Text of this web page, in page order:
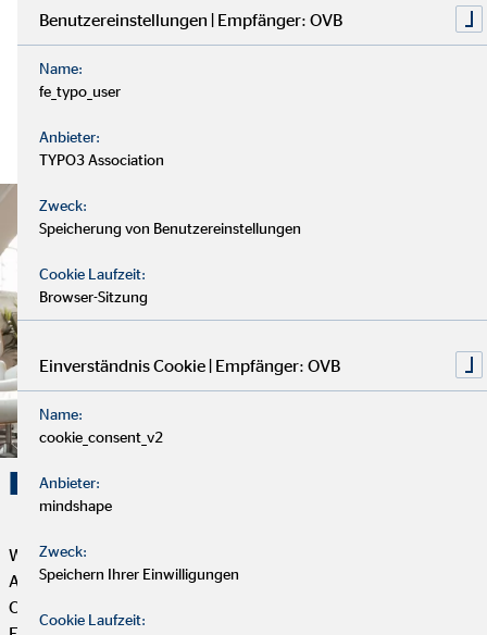
Karriere. Erfolg. OVB.
Wenn du Flexibilität, Selbstbestimmung und eine erfüllende
Aufgabe mit Sinn und Zweck suchst, dann ist die Tätigkeit als
OVB Finanzberater*in genau das Richtige für dich. Dein
Benutzereinstellungen | Empfänger: OVB
Name:
fe_typo_user
Anbieter:
TYPO3 Association
Zweck:
Speicherung von Benutzereinstellungen
Cookie Laufzeit:
Browser-Sitzung
Einverständnis Cookie | Empfänger: OVB
Name:
cookie_consent_v2
Anbieter:
mindshape
Zweck:
Speichern Ihrer Einwilligungen
Cookie Laufzeit: